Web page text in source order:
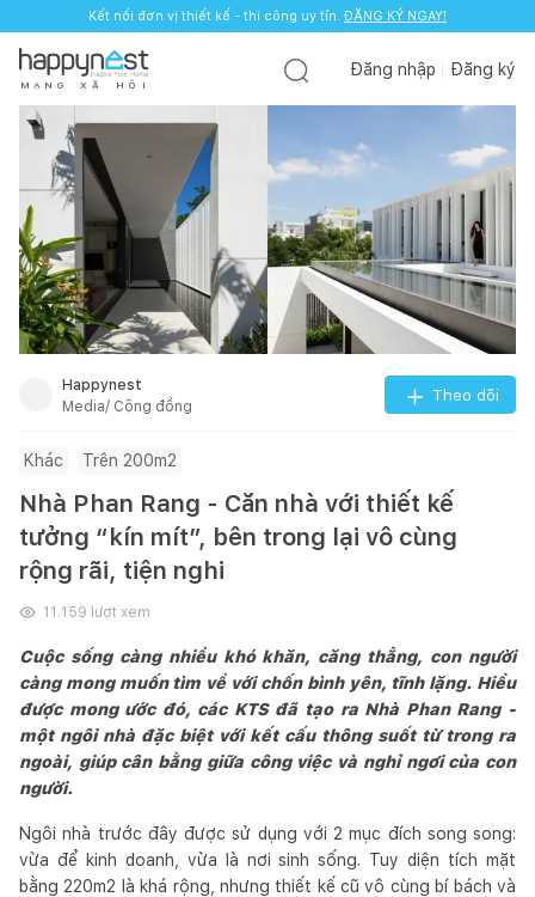
Kết nối đơn vị thiết kế - thi công uy tín. ĐĂNG KÝ NGAY!
M Ạ N G X Ã H Ộ I
Đăng nhập Đăng ký
Happynest
Media/ Cộng đồng
Theo dõi
Khác Trên 200m2
Nhà Phan Rang - Căn nhà với thiết kế
tưởng “kín mít”, bên trong lại vô cùng
rộng rãi, tiện nghi
11.159 lượt xem
Cuộc sống càng nhiều khó khăn, căng thẳng, con người
càng mong muốn tìm về với chốn bình yên, tĩnh lặng. Hiểu
được mong ước đó, các KTS đã tạo ra Nhà Phan Rang -
một ngôi nhà đặc biệt với kết cấu thông suốt từ trong ra
ngoài, giúp cân bằng giữa công việc và nghỉ ngơi của con
người.
Ngôi nhà trước đây được sử dụng với 2 mục đích song song:
vừa để kinh doanh, vừa là nơi sinh sống. Tuy diện tích mặt
bằng 220m2 là khá rộng, nhưng thiết kế cũ vô cùng bí bách và